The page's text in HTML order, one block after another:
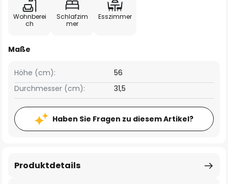
Wohnberei
ch
Schlafzim
mer
Esszimmer
Maße
Höhe (cm):
56
Durchmesser (cm):
31,5
Haben Sie Fragen zu diesem Artikel?
Produktdetails